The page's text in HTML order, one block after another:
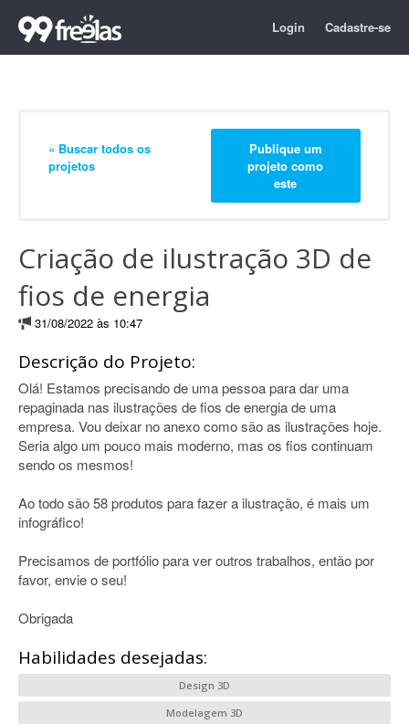
Login Cadastre-se
« Buscar todos os
projetos
Publique um
projeto como
este
Criação de ilustração 3D de
fios de energia
31/08/2022 às 10:47
Descrição do Projeto:
Olá! Estamos precisando de uma pessoa para dar uma
repaginada nas ilustrações de fios de energia de uma
empresa. Vou deixar no anexo como são as ilustrações hoje.
Seria algo um pouco mais moderno, mas os fios continuam
sendo os mesmos!
Ao todo são 58 produtos para fazer a ilustração, é mais um
infográfico!
Precisamos de portfólio para ver outros trabalhos, então por
favor, envie o seu!
Obrigada
Habilidades desejadas:
Design 3D
Modelagem 3D